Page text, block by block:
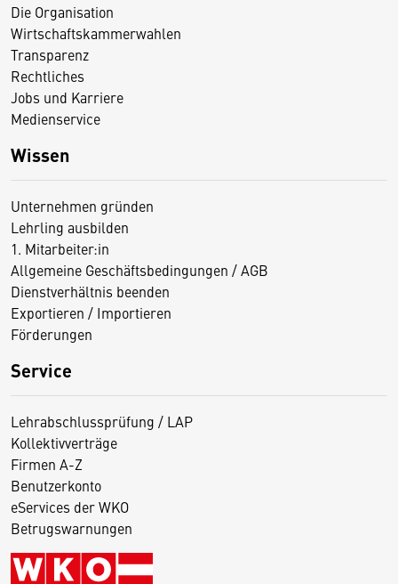
Die Organisation
Wirtschaftskammerwahlen
Transparenz
Rechtliches
Jobs und Karriere
Medienservice
Wissen
Unternehmen gründen
Lehrling ausbilden
1. Mitarbeiter:in
Allgemeine Geschäftsbedingungen / AGB
Dienstverhältnis beenden
Exportieren / Importieren
Förderungen
Service
Lehrabschlussprüfung / LAP
Kollektivverträge
Firmen A-Z
Benutzerkonto
eServices der WKO
Betrugswarnungen